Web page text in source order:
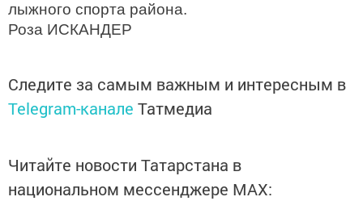
лыжного спорта района.
Роза ИСКАНДЕР
Следите за самым важным и интересным в
Telegram-канале Татмедиа
Читайте новости Татарстана в
национальном мессенджере MАХ: